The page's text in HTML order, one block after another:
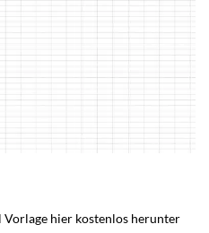
Vorlage hier kostenlos herunter